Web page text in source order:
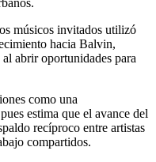
músicos invitados utilizó
hacia Balvin,
abrir oportunidades para
como una
estima que el avance del
recíproco entre artistas
compartidos.